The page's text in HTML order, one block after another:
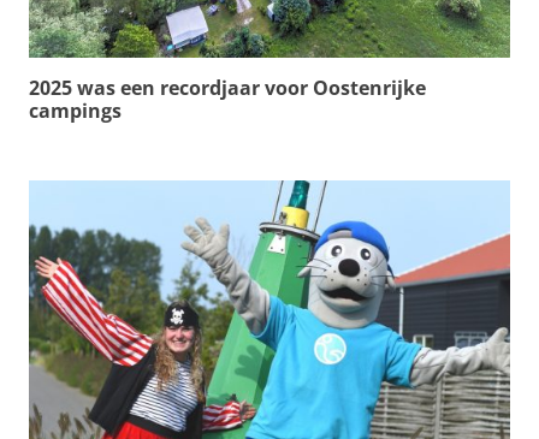
2025 was een recordjaar voor Oostenrijke
campings